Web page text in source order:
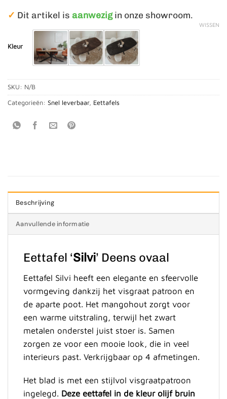
✓ Dit artikel is aanwezigin onze showroom.
Kleur
WISSEN
SKU: N/B
Categorieën: Snel leverbaar, Eettafels
Beschrijving
Aanvullende informatie
Eettafel ‘Silvi’ Deens ovaal
Eettafel Silvi heeft een elegante en sfeervolle
vormgeving dankzij het visgraat patroon en
de aparte poot. Het mangohout zorgt voor
een warme uitstraling, terwijl het zwart
metalen onderstel juist stoer is. Samen
zorgen ze voor een mooie look, die in veel
interieurs past. Verkrijgbaar op 4 afmetingen.
Het blad is met een stijlvol visgraatpatroon
ingelegd. Deze eettafel in de kleur olijf bruin